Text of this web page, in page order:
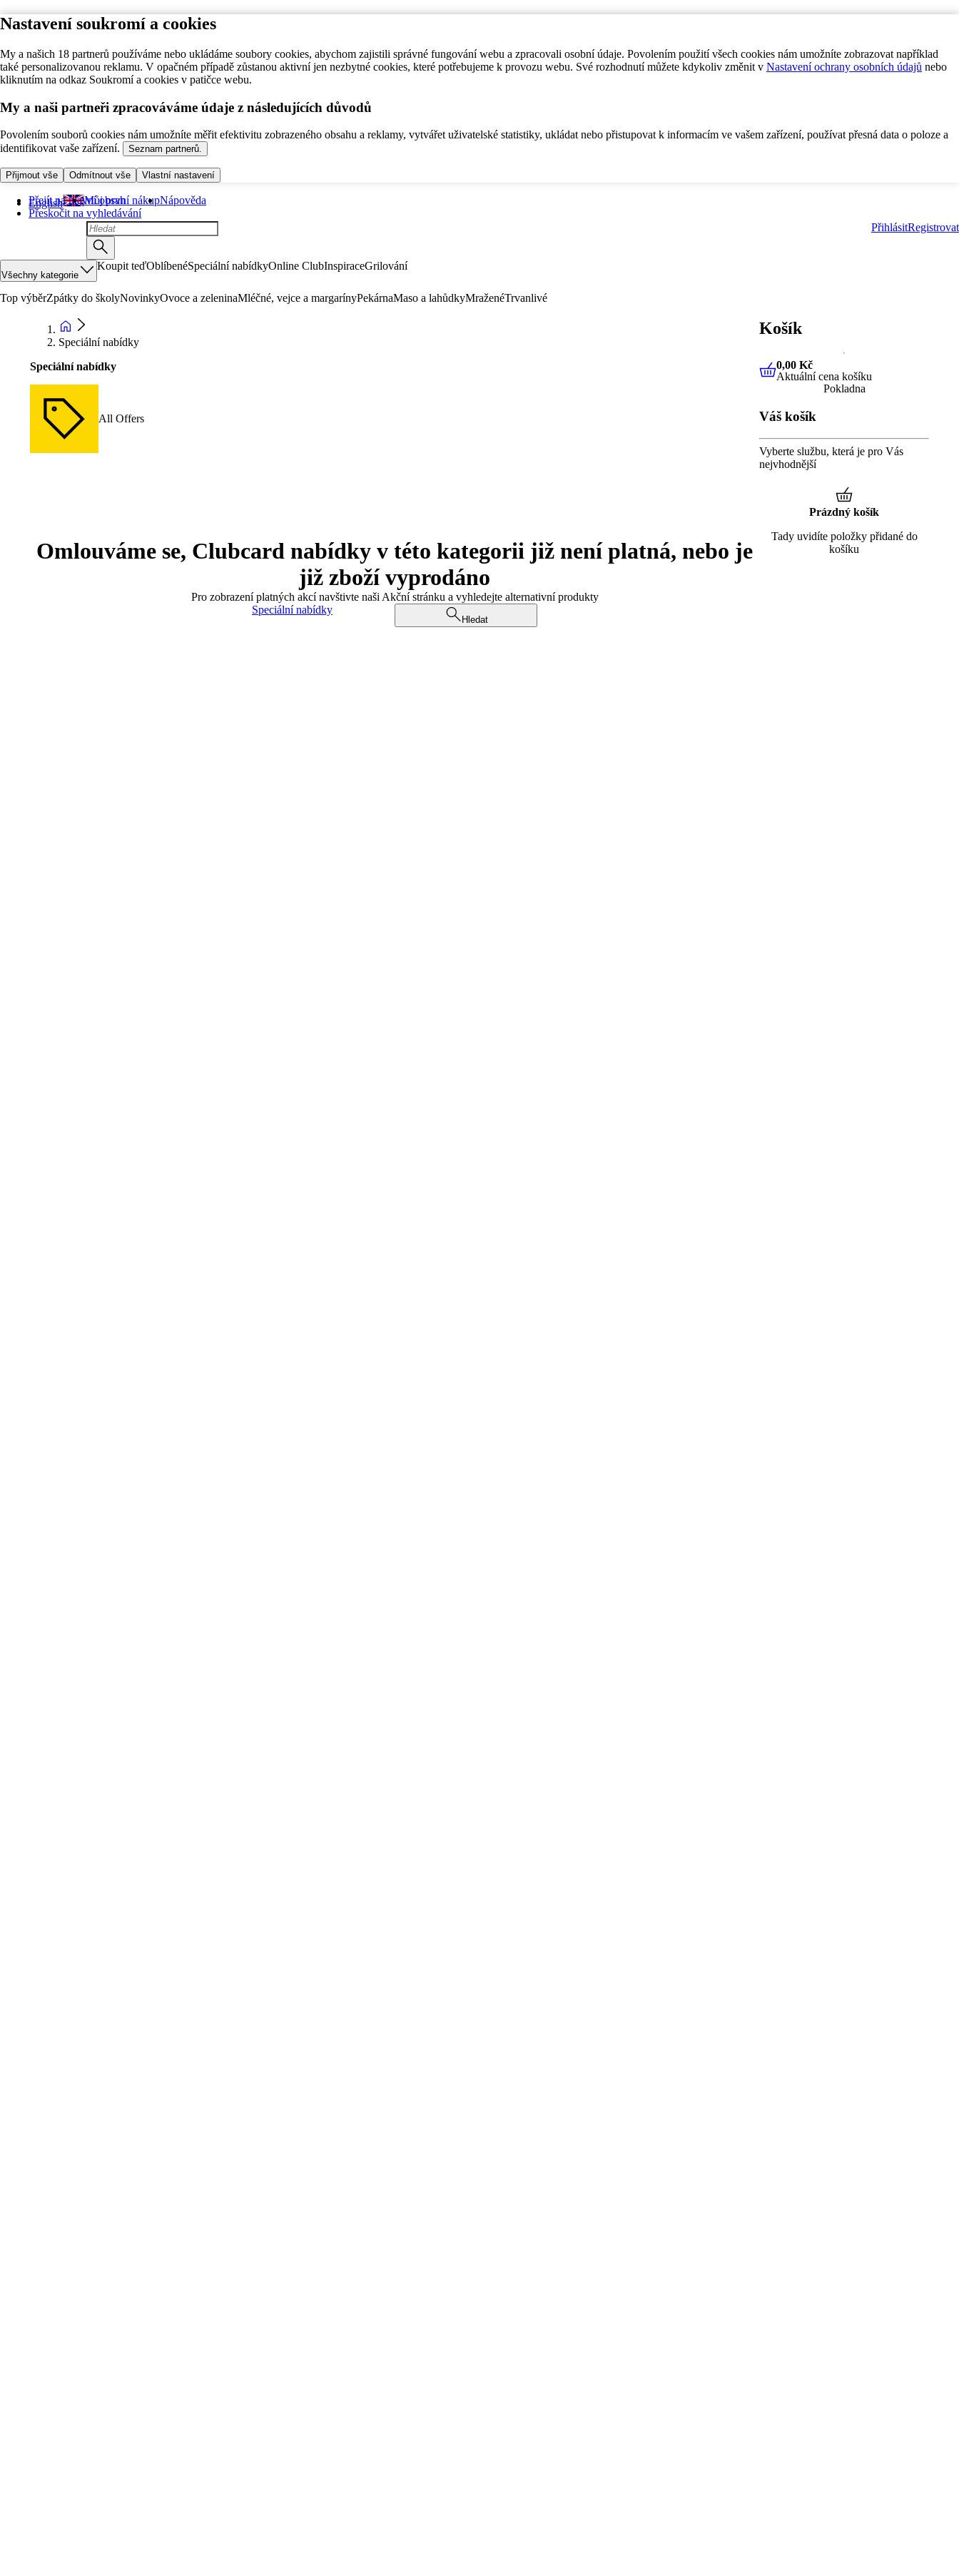
Nastavení soukromí a cookies
My a našich 18 partnerů používáme nebo ukládáme soubory cookies, abychom zajistili správné fungování webu a zpracovali osobní údaje. Povolením použití všech cookies nám umožníte zobrazovat například
také personalizovanou reklamu. V opačném případě zůstanou aktivní jen nezbytné cookies, které potřebujeme k provozu webu. Své rozhodnutí můžete kdykoliv změnit v Nastavení ochrany osobních údajů nebo
kliknutím na odkaz Soukromí a cookies v patičce webu.
My a naši partneři zpracováváme údaje z následujících důvodů
Povolením souborů cookies nám umožníte měřit efektivitu zobrazeného obsahu a reklamy, vytvářet uživatelské statistiky, ukládat nebo přistupovat k informacím ve vašem zařízení, používat přesná data o poloze a
identifikovat vaše zařízení.
Seznam partnerů.
Přijmout vše Odmítnout vše Vlastní nastavení
Přejít na hlavní obsah
Přeskočit na vyhledávání
English Můj první nákupNápověda
PřihlásitRegistrovat
Všechny kategorie
Koupit teďOblíbenéSpeciální nabídkyOnline ClubInspiraceGrilování
Top výběrZpátky do školyNovinkyOvoce a zeleninaMléčné, vejce a margarínyPekárnaMaso a lahůdkyMraženéTrvanlivé
Speciální nabídky
Speciální nabídky
All Offers
Omlouváme se, Clubcard nabídky v této kategorii již není platná, nebo je
již zboží vyprodáno
Pro zobrazení platných akcí navštivte naši Akční stránku a vyhledejte alternativní produkty
Speciální nabídky
Hledat
Košík
0,00 KčAktuální cena košíku
0,00 Kč
Aktuální cena košíku
Pokladna
Váš košík
Vyberte službu, která je pro Vás
nejvhodnější
Prázdný košík
Tady uvidíte položky přidané do
košíku